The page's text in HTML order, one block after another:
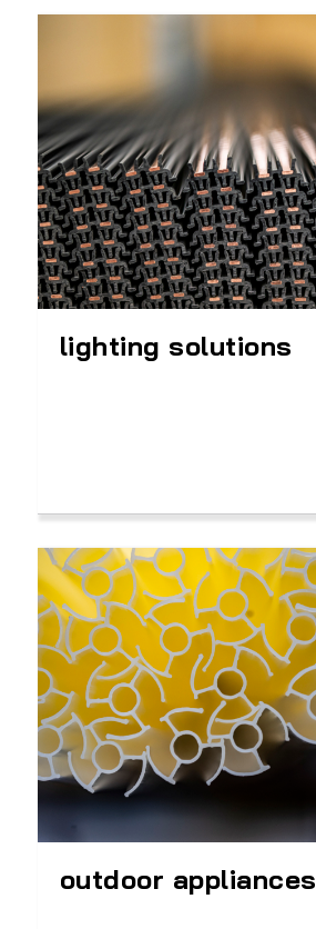
lighting solutions
outdoor appliances